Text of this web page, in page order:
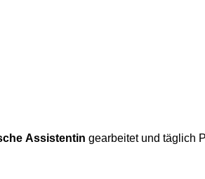
Assistentin gearbeitet und täglich